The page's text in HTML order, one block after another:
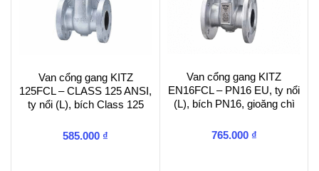
Van cổng gang KITZ
125FCL – CLASS 125 ANSI,
ty nổi (L), bích Class 125
585.000 ₫
Van cổng gang KITZ
EN16FCL – PN16 EU, ty nổi
(L), bích PN16, gioăng chì
765.000 ₫